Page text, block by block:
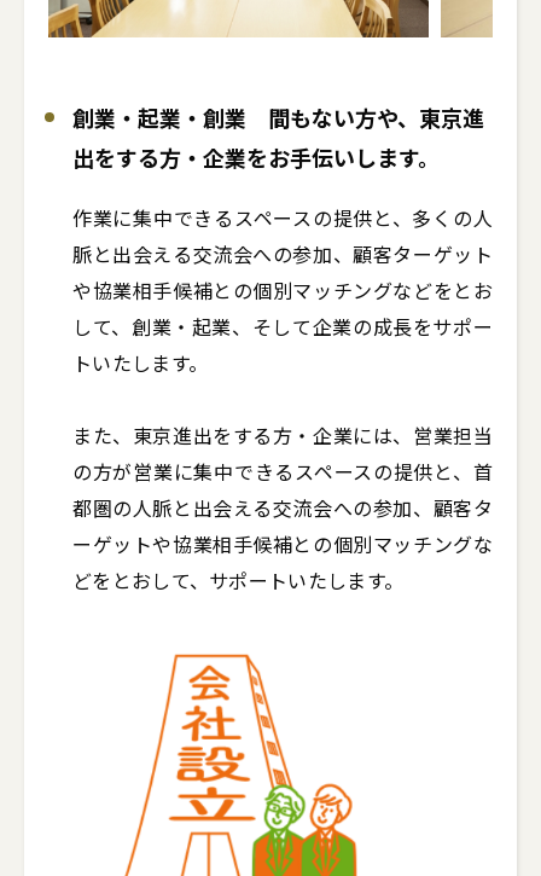
創業・起業・創業 間もない方や、東京進
出をする方・企業をお手伝いします。
作業に集中できるスペースの提供と、多くの人
脈と出会える交流会への参加、顧客ターゲット
や協業相手候補との個別マッチングなどをとお
して、創業・起業、そして企業の成長をサポー
トいたします。
また、東京進出をする方・企業には、営業担当
の方が営業に集中できるスペースの提供と、首
都圏の人脈と出会える交流会への参加、顧客タ
ーゲットや協業相手候補との個別マッチングな
どをとおして、サポートいたします。